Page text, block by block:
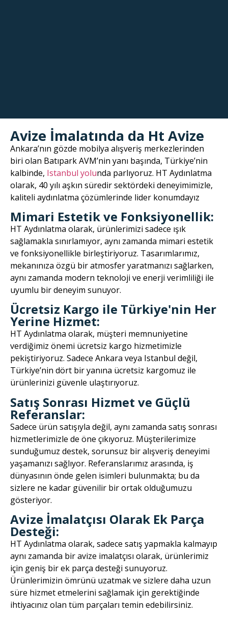
Avize İmalatında da Ht Avize
Ankara’nın gözde mobilya alışveriş merkezlerinden
biri olan Batıpark AVM’nin yanı başında, Türkiye’nin
kalbinde, Istanbul yolunda parlıyoruz. HT Aydınlatma
olarak, 40 yılı aşkın süredir sektördeki deneyimimizle,
kaliteli aydınlatma çözümlerinde lider konumdayız
Mimari Estetik ve Fonksiyonellik:
HT Aydınlatma olarak, ürünlerimizi sadece ışık
sağlamakla sınırlamıyor, aynı zamanda mimari estetik
ve fonksiyonellikle birleştiriyoruz. Tasarımlarımız,
mekanınıza özgü bir atmosfer yaratmanızı sağlarken,
aynı zamanda modern teknoloji ve enerji verimliliği ile
uyumlu bir deneyim sunuyor.
Ücretsiz Kargo ile Türkiye'nin Her
Yerine Hizmet:
HT Aydınlatma olarak, müşteri memnuniyetine
verdiğimiz önemi ücretsiz kargo hizmetimizle
pekiştiriyoruz. Sadece Ankara veya Istanbul değil,
Türkiye’nin dört bir yanına ücretsiz kargomuz ile
ürünlerinizi güvenle ulaştırıyoruz.
Satış Sonrası Hizmet ve Güçlü
Referanslar:
Sadece ürün satışıyla değil, aynı zamanda satış sonrası
hizmetlerimizle de öne çıkıyoruz. Müşterilerimize
sunduğumuz destek, sorunsuz bir alışveriş deneyimi
yaşamanızı sağlıyor. Referanslarımız arasında, iş
dünyasının önde gelen isimleri bulunmakta; bu da
sizlere ne kadar güvenilir bir ortak olduğumuzu
gösteriyor.
Avize İmalatçısı Olarak Ek Parça
Desteği:
HT Aydınlatma olarak, sadece satış yapmakla kalmayıp
aynı zamanda bir avize imalatçısı olarak, ürünlerimiz
için geniş bir ek parça desteği sunuyoruz.
Ürünlerimizin ömrünü uzatmak ve sizlere daha uzun
süre hizmet etmelerini sağlamak için gerektiğinde
ihtiyacınız olan tüm parçaları temin edebilirsiniz.